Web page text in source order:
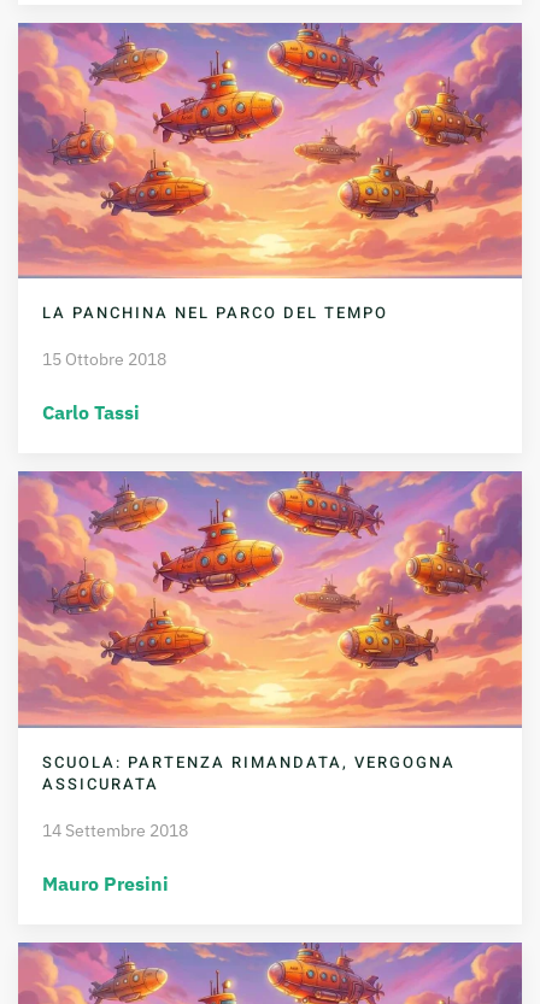
LA PANCHINA NEL PARCO DEL TEMPO
15 Ottobre 2018
Carlo Tassi
SCUOLA: PARTENZA RIMANDATA, VERGOGNA
ASSICURATA
14 Settembre 2018
Mauro Presini